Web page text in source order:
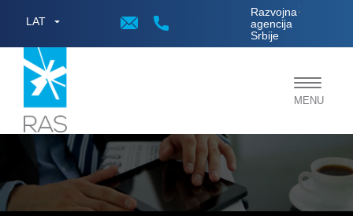
LAT
Razvojna
agencija
Srbije
;
Toggle
MENU